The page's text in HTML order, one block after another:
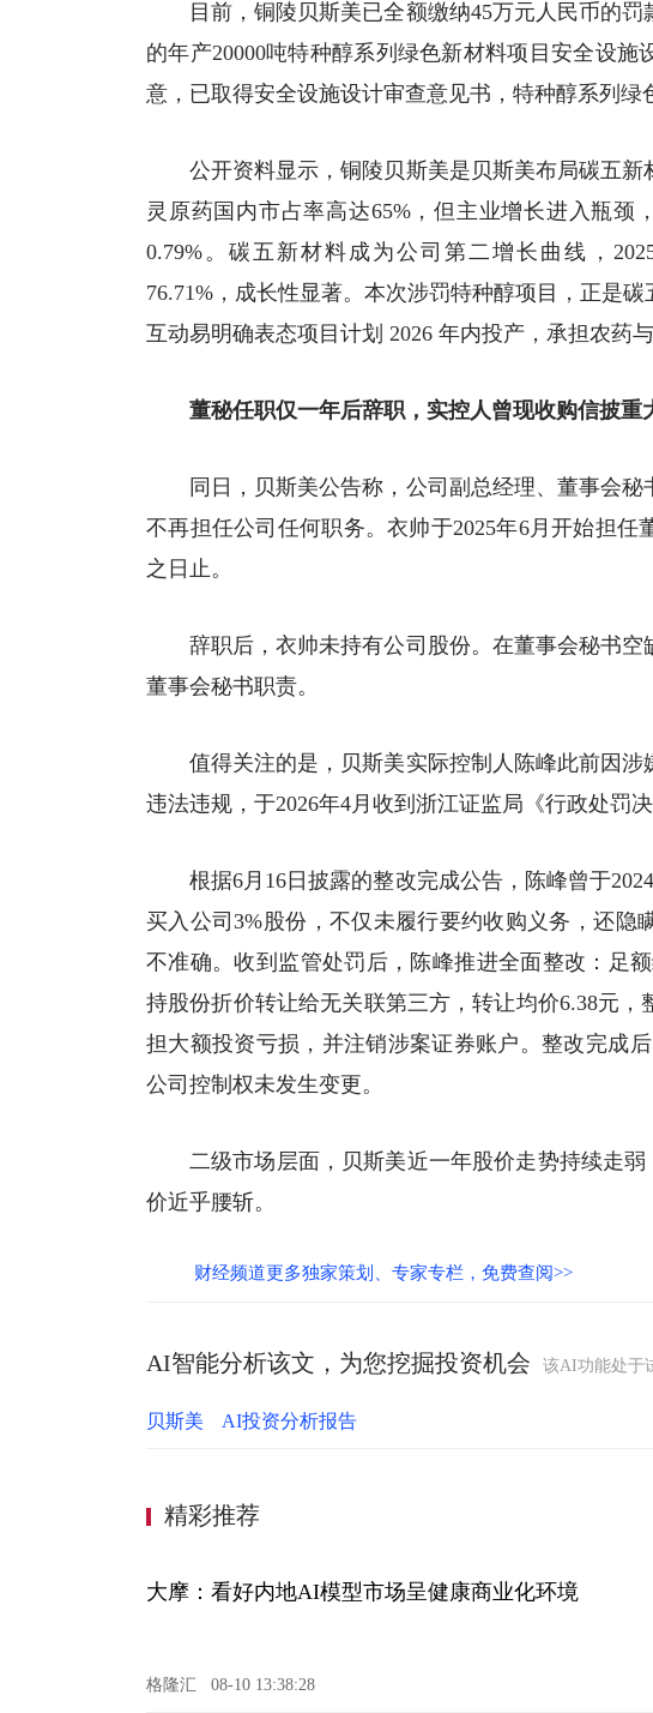
目前，铜陵贝斯美已全额缴纳45万元人民币的
的年产20000吨特种醇系列绿色新材料项目安全设施
意，已取得安全设施设计审查意见书，特种醇系列绿
公开资料显示，铜陵贝斯美是贝斯美布局碳五
灵原药国内市占率高达65%，但主业增长进入瓶颈
0.79%。碳五新材料成为公司第二增长曲线，
76.71%，成长性显著。本次涉罚特种醇项目，正是
互动易明确表态项目计划 2026 年内投产，承担农药
董秘任职仅一年后辞职，实控人曾现收购信披重
同日，贝斯美公告称，公司副总经理、董事会
不再担任公司任何职务。衣帅于2025年6月开始担
之日止。
辞职后，衣帅未持有公司股份。在董事会秘书
董事会秘书职责。
值得关注的是，贝斯美实际控制人陈峰此前因
违法违规，于2026年4月收到浙江证监局《行政处罚决
根据6月16日披露的整改完成公告，陈峰曾于
买入公司3%股份，不仅未履行要约收购义务，还隐
不准确。收到监管处罚后，陈峰推进全面整改：足
持股份折价转让给无关联第三方，转让均价6.38元
担大额投资亏损，并注销涉案证券账户。整改完成
公司控制权未发生变更。
二级市场层面，贝斯美近一年股价走势持续走
价近乎腰斩。
财经频道更多独家策划、专家专栏，免费查阅>>
AI智能分析该文，为您挖掘投资机会 该AI功能处于
贝斯美 AI投资分析报告
精彩推荐
大摩：看好内地AI模型市场呈健康商业化环境
格隆汇 08-10 13:38:28